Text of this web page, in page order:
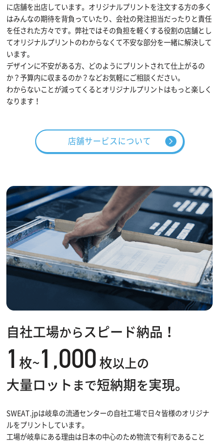
に店舗を出店しています。オリジナルプリントを注文する方の多く
はみんなの期待を背負っていたり、会社の発注担当だったりと責任
を任された方々です。弊社ではその負担を軽くする役割の店舗とし
てオリジナルプリントのわからなくて不安な部分を一緒に解決して
います。
デザインに不安がある方、どのようにプリントされて仕上がるの
か？予算内に収まるのか？などお気軽にご相談ください。
わからないことが減ってくるとオリジナルプリントはもっと楽しく
なります！
店舗サービスについて
自社工場から スピード納品！
1枚~ 1,000 枚以上の
大量ロット まで短納期 を実現。
SWEAT.jpは岐阜の流通センターの自社工場で日々皆様のオリジナ
ルをプリントしています。
工場が岐阜にある理由は日本の中心のため物流で有利であること